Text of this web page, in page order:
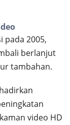
pada 2005,
berlanjut
tambahan.
video HD